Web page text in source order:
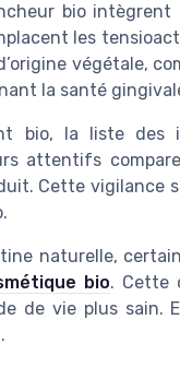
bio
les
végétale,
la santé
bio, la liste des
attentifs
Cette vigilance
naturelle,
bio. Cette
de vie plus sain.